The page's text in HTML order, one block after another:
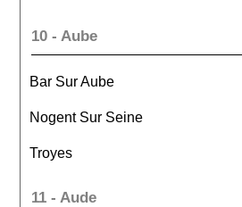
10 - Aube
Bar Sur Aube
Nogent Sur Seine
Troyes
11 - Aude